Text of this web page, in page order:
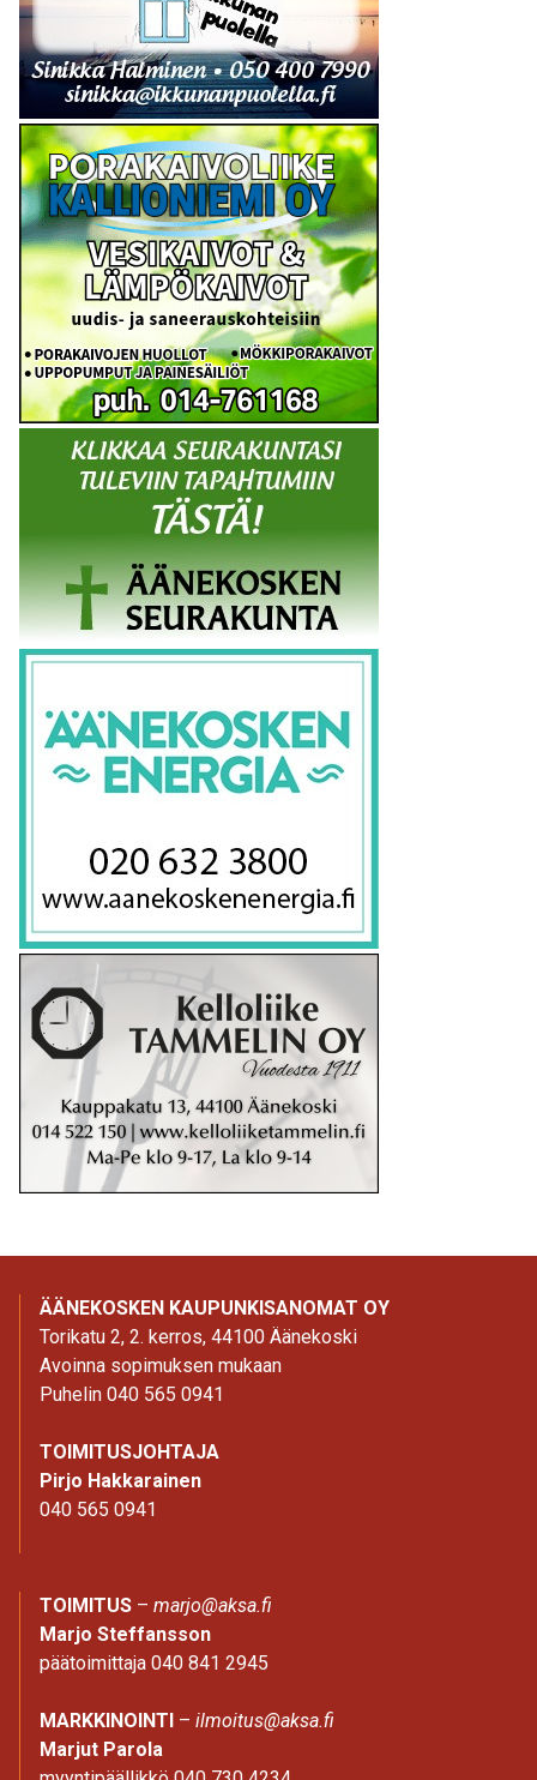
ÄÄNEKOSKEN KAUPUNKISANOMAT OY
Torikatu 2, 2. kerros, 44100 Äänekoski
Avoinna sopimuksen mukaan
Puhelin 040 565 0941
TOIMITUSJOHTAJA
Pirjo Hakkarainen
040 565 0941
TOIMITUS – marjo@aksa.fi
Marjo Steffansson
päätoimittaja 040 841 2945
MARKKINOINTI – ilmoitus@aksa.fi
Marjut Parola